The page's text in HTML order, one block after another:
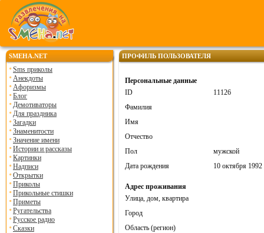
SMEHA.NET
Sms приколы
Анекдоты
Афоризмы
Блог
Демотиваторы
Для праздника
Загадки
Знаменитости
Значение имени
Истории и рассказы
Картинки
Надписи
Открытки
Приколы
Прикольные стишки
Приметы
Ругательства
Русское радио
Сказки
ПРОФИЛЬ ПОЛЬЗОВАТЕЛЯ
Персональные данные
ID
11126
Фамилия
Имя
Отчество
Пол
мужской
Дата рождения
10 октября 1992
Адрес проживания
Улица, дом, квартира
Город
Область (регион)